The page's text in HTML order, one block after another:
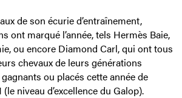
de son écurie d’entraînement,
ont marqué l’année, tels Hermès Baie,
ou encore Diamond Carl, qui ont tous
chevaux de leurs générations
ou placés cette année de
niveau d’excellence du Galop).